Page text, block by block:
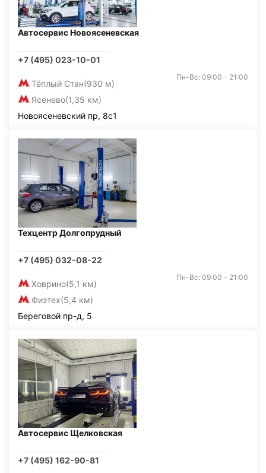
Автосервис Новоясеневская
+7 (495) 023-10-01
Тёплый Стан(930 м)
Ясенево(1,35 км)
Пн-Вс: 09:00 - 21:00
Новоясеневский пр, 8с1
Техцентр Долгопрудный
+7 (495) 032-08-22
Ховрино(5,1 км)
Физтех(5,4 км)
Пн-Вс: 09:00 - 21:00
Береговой пр-д, 5
Автосервис Щелковская
+7 (495) 162-90-81